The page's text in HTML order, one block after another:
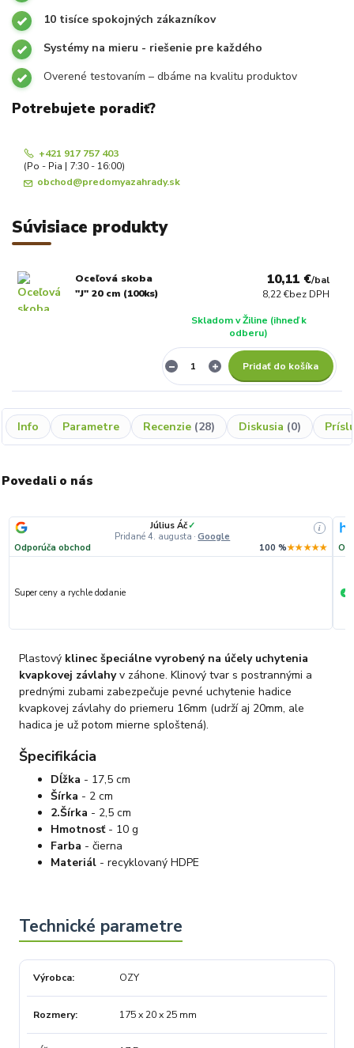
10 tisíce spokojných zákazníkov
Systémy na mieru - riešenie pre každého
Overené testovaním – dbáme na kvalitu produktov
Potrebujete poradiť?
+421 917 757 403
(Po - Pia | 7:30 - 16:00)
obchod@predomyazahrady.sk
Súvisiace produkty
Oceľová skoba
"J" 20 cm (100ks)
10,11 €/bal
8,22 €bez DPH
Skladom v Žiline (ihneď k
odberu)
Pridať do košíka
Info Parametre Recenzie 28 Diskusia 0
Povedali o nás
Július Áč✓
Pridané 4. augusta · Google
i
Odporúča obchod 100 %★★★★★
Super ceny a rychle dodanie +
Plastový klinec špeciálne vyrobený na účely uchytenia
kvapkovej závlahyv záhone. Klinový tvar s postrannými a
prednými zubami zabezpečuje pevné uchytenie hadice
kvapkovej závlahy do priemeru 16mm (udrží aj 20mm, ale
hadica je už potom mierne sploštená).
Špecifikácia
Dĺžka - 17,5 cm
Šírka - 2 cm
2.Šírka - 2,5 cm
Hmotnosť - 10 g
Farba - čierna
Materiál- recyklovaný HDPE
Výrobca OZY
Rozmery 175 x 20 x 25 mm